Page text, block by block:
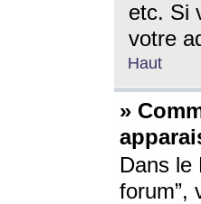
etc. Si
votre
Haut
»
Dans le
forum”,